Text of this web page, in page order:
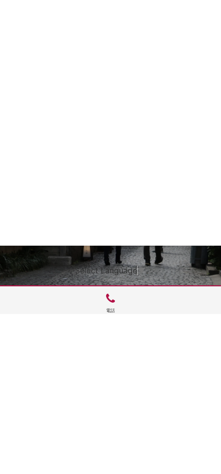
Select Language▼
電話